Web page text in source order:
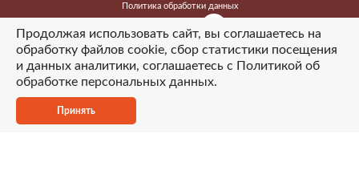
Основная
Политика обработки данных
2026 © ООО «Гэпицентр-2». Все права защищены
Создание сайта
Продолжая использовать сайт, вы соглашаетесь на
обработку файлов cookie, сбор статистики посещения
и данных аналитики, соглашаетесь с Политикой об
обработке персональных данных.
Принять